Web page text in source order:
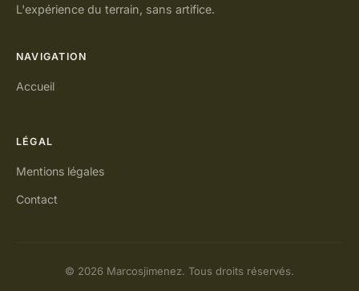
L'expérience du terrain, sans artifice.
NAVIGATION
Accueil
LÉGAL
Mentions légales
Contact
© 2026 Marcosjimenez. Tous droits réservés.